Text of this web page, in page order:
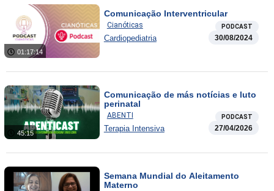
01:17:14
Comunicação Interventricular
Cianóticas PODCAST
Cardiopediatria 30/08/2024
45:15
Comunicação de más notícias e luto
perinatal
ABENTI PODCAST
Terapia Intensiva 27/04/2026
Semana Mundial do Aleitamento
Materno